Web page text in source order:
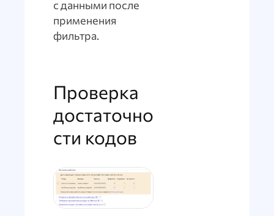
с данными после
применения
фильтра.
Проверка
достаточно
сти кодов